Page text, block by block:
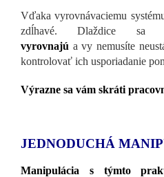
Vďaka vyrovnávaciemu
zdĺhavé. Dlaždice sa
vyrovnajú a vy nemusíte
kontrolovať ich usporiadanie
Výrazne sa vám skráti
JEDNODUCHÁ
Manipulácia s týmto